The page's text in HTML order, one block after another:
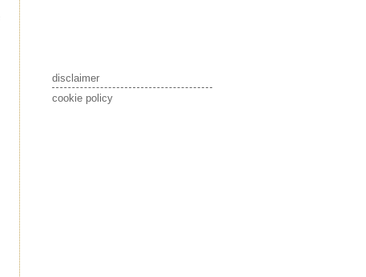
disclaimer
cookie policy